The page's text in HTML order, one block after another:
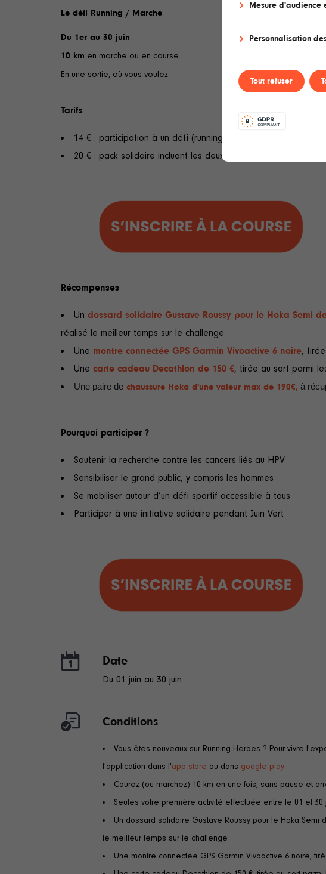
Le défi Running / Marche
Du 1er au 30 juin
10 km en marche ou en course
En une sortie, où vous voulez
Tarifs
14 € : participation à un défi (running/marche ou vélo)
20 € : pack solidaire incluant les deux défis
Récompenses
Un dossard solidaire Gustave Roussy pour le Hoka Semi
réalisé le meilleur temps sur le challenge
Une montre connectée GPS Garmin Vivoactive 6 noire,
Une carte cadeau Decathlon de 150 €, tirée au sort parmi
Une paire de chaussure Hoka d'une valeur max de 190€, à
Pourquoi participer ?
Soutenir la recherche contre les cancers liés au HPV
Sensibiliser le grand public, y compris les hommes
Se mobiliser autour d’un défi sportif accessible à tous
Participer à une initiative solidaire pendant Juin Vert
Date
Du 01 juin au 30 juin
Conditions
Vous êtes nouveaux sur Running Heroes ? Pour vivre
l'application dans l'app store ou dans google play
Courez (ou marchez) 10 km en une fois, sans pause et
Seules votre première activité effectuée entre le 01 et 30
Un dossard solidaire Gustave Roussy pour le Hoka Semi
le meilleur temps sur le challenge
Une montre connectée GPS Garmin Vivoactive 6 noire,
Mesure d'audience
Personnalisation
Tout refuser